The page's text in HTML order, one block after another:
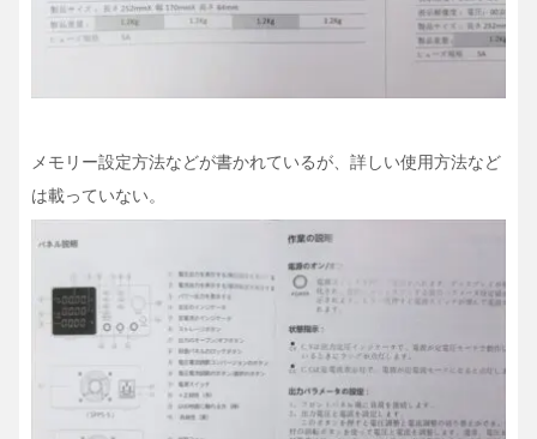
メモリー設定方法などが書かれているが、詳しい使用方法など
は載っていない。